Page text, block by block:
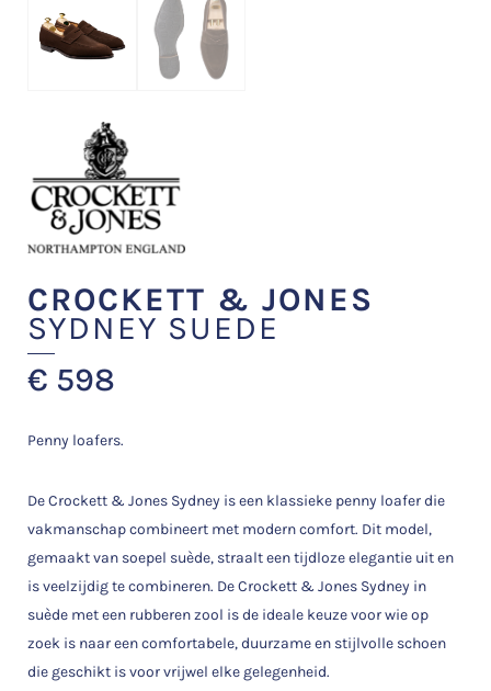
CROCKETT & JONES
SYDNEY SUEDE
€ 598
Penny loafers.
De Crockett & Jones Sydney is een klassieke penny loafer die
vakmanschap combineert met modern comfort. Dit model,
gemaakt van soepel suède, straalt een tijdloze elegantie uit en
is veelzijdig te combineren. De Crockett & Jones Sydney in
suède met een rubberen zool is de ideale keuze voor wie op
zoek is naar een comfortabele, duurzame en stijlvolle schoen
die geschikt is voor vrijwel elke gelegenheid.